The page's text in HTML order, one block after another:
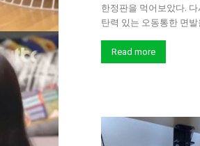
한정판을 먹어보았다.
탄력 있는 오동통한 면발
Read more